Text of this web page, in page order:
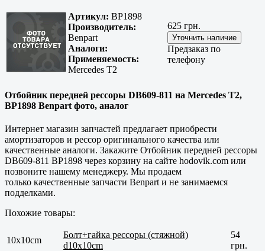
Артикул: BP1898
Производитель:
Benpart
Аналоги:
Применяемость:
Mercedes T2
625 грн.
Предзаказ по
телефону
Отбойник передней рессоры DB609-811 на Mercedes T2,
BP1898 Benpart фото, аналог
Интернет магазин запчастей предлагает приобрести
амортизаторов и рессор оригинального качества или
качественные аналоги. Закажите Отбойник передней рессоры
DB609-811 BP1898 через корзину на сайте hodovik.com или
позвоните нашему менеджеру. Мы продаем
только качественные запчасти Benpart и не занимаемся
подделками.
Похожие товары:
10x10cm
Болт+гайка рессоры (стяжной)
d10x10cm
54
грн.